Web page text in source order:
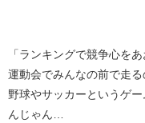
「ランキングで競争心を
運動会でみんなの前で走る
野球やサッカーというゲ
んじゃん…